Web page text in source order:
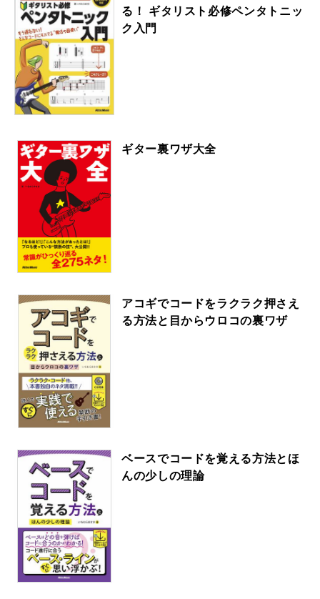
る！ ギタリスト必修ペンタトニッ
ク入門
ギター裏ワザ大全
アコギでコードをラクラク押さえ
る方法と目からウロコの裏ワザ
ベースでコードを覚える方法とほ
んの少しの理論